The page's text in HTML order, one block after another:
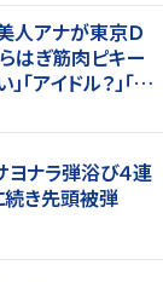
人アナが東京Ｄ
はぎ筋肉ピキー
アイドル？」「女
ヨナラ弾浴び４連
き先頭被弾